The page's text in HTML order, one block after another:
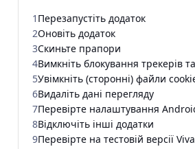
1 Перезапустіть додаток
2Оновіть додаток
3Скиньте прапори
4Вимкніть блокування трекерів
5Увімкніть (сторонні) файли
6Видаліть дані перегляду
7Перевірте налаштування
8Відключіть інші додатки
9Перевірте на тестовій версії